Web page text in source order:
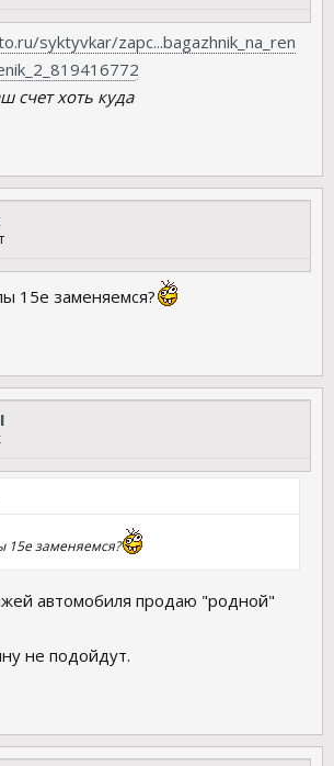
syktyvkar/zapc...bagazhnik_na_ren
счет хоть куда
15е заменяемся?
заменяемся?
автомобиля продаю "родной"
не подойдут.